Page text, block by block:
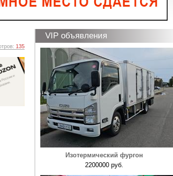
135
VIP объявления
Изотермический фургон
2200000 руб.